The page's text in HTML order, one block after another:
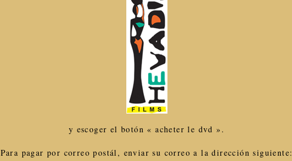
y escoger el botón « acheter le dvd ».
Para pagar por correo postál, enviar su correo a la dirección siguiente: